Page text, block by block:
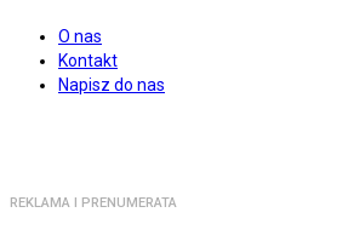
O nas
Kontakt
Napisz do nas
REKLAMA I PRENUMERATA